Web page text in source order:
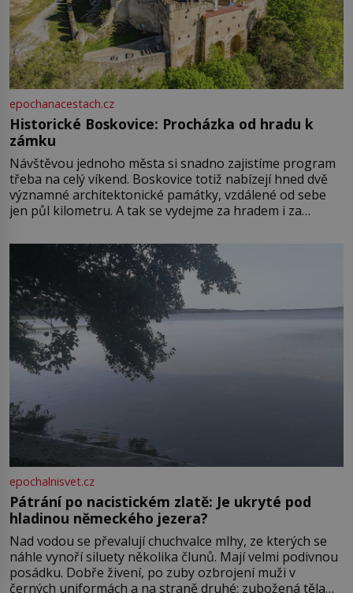
epochanacestach.cz
Historické Boskovice: Procházka od hradu k
zámku
Návštěvou jednoho města si snadno zajistíme program
třeba na celý víkend. Boskovice totiž nabízejí hned dvě
významné architektonické památky, vzdálené od sebe
jen půl kilometru. A tak se vydejme za hradem i za
Boskovice na okraji Drahanské vrchoviny vznikla někdy
ve13. století, a už v roce 1313 kronikáři zaznamenali
epochalnisvet.cz
Pátrání po nacistickém zlatě: Je ukryté pod
hladinou německého jezera?
Nad vodou se převalují chuchvalce mlhy, ze kterých se
náhle vynoří siluety několika člunů. Mají velmi podivnou
posádku. Dobře živení, po zuby ozbrojení muži v
černých uniformách a na straně druhé: zubožená těla